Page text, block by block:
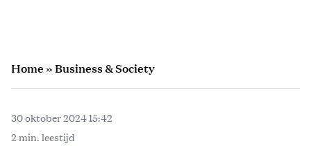
Home»Business & Society
30 oktober 2024 15:42
2 min. leestijd